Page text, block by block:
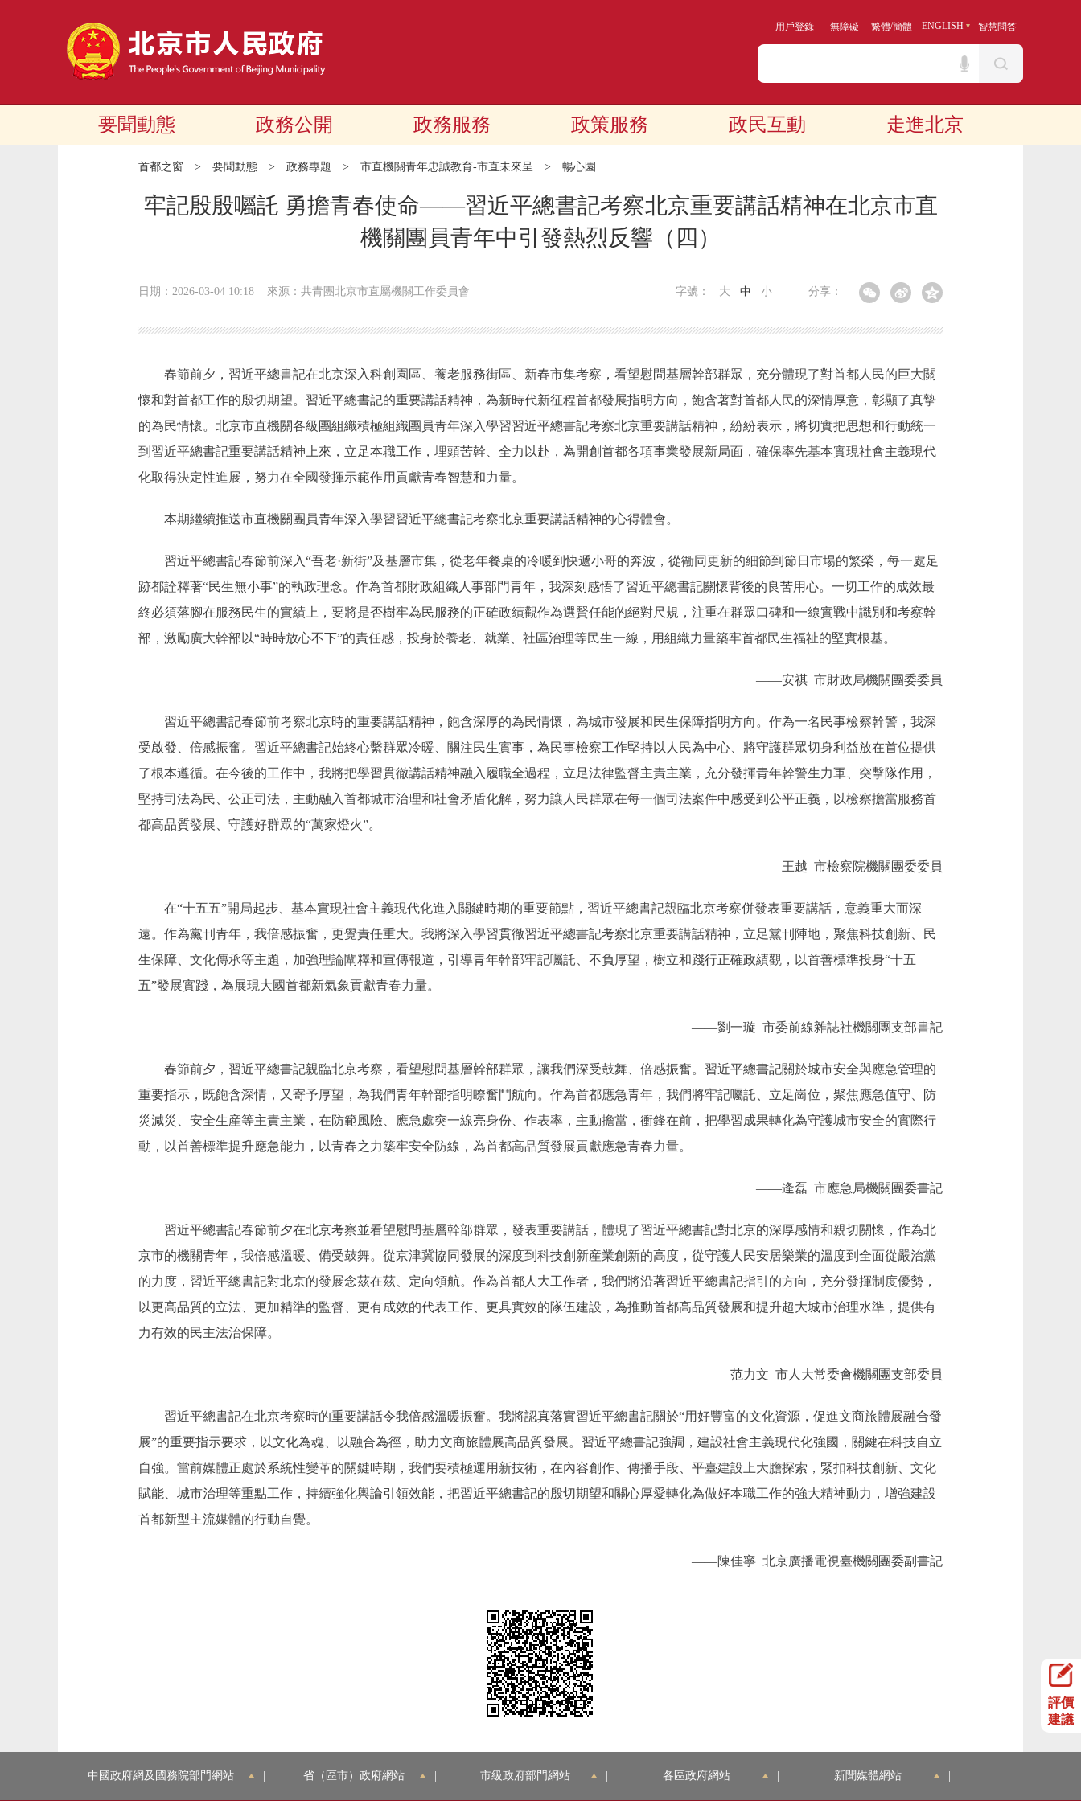
用戶登錄 無障礙 繁體/簡體 ENGLISH 智慧問答
要聞動態 政務公開 政務服務 政策服務 政民互動 走進北京
首都之窗 > 要聞動態 > 政務專題 > 市直機關青年忠誠教育-市直未來呈 > 暢心園
牢記殷殷囑託 勇擔青春使命——習近平總書記考察北京重要講話精神在北京市直
機關團員青年中引發熱烈反響（四）
日期：2026-03-04 10:18 來源：共青團北京市直屬機關工作委員會 分享：
字號： 大 中 小
春節前夕，習近平總書記在北京深入科創園區、養老服務街區、新春市集考察，看望慰問基層幹部群眾，充分體現了對首都人民的巨大關
懷和對首都工作的殷切期望。習近平總書記的重要講話精神，為新時代新征程首都發展指明方向，飽含著對首都人民的深情厚意，彰顯了真摯
的為民情懷。北京市直機關各級團組織積極組織團員青年深入學習習近平總書記考察北京重要講話精神，紛紛表示，將切實把思想和行動統一
到習近平總書記重要講話精神上來，立足本職工作，埋頭苦幹、全力以赴，為開創首都各項事業發展新局面，確保率先基本實現社會主義現代
化取得決定性進展，努力在全國發揮示範作用貢獻青春智慧和力量。
本期繼續推送市直機關團員青年深入學習習近平總書記考察北京重要講話精神的心得體會。
習近平總書記春節前深入“吾老·新街”及基層市集，從老年餐桌的冷暖到快遞小哥的奔波，從衚同更新的細節到節日市場的繁榮，每一處足
跡都詮釋著“民生無小事”的執政理念。作為首都財政組織人事部門青年，我深刻感悟了習近平總書記關懷背後的良苦用心。一切工作的成效最
終必須落腳在服務民生的實績上，要將是否樹牢為民服務的正確政績觀作為選賢任能的絕對尺規，注重在群眾口碑和一線實戰中識別和考察幹
部，激勵廣大幹部以“時時放心不下”的責任感，投身於養老、就業、社區治理等民生一線，用組織力量築牢首都民生福祉的堅實根基。
——安祺 市財政局機關團委委員
習近平總書記春節前考察北京時的重要講話精神，飽含深厚的為民情懷，為城市發展和民生保障指明方向。作為一名民事檢察幹警，我深
受啟發、倍感振奮。習近平總書記始終心繫群眾冷暖、關注民生實事，為民事檢察工作堅持以人民為中心、將守護群眾切身利益放在首位提供
了根本遵循。在今後的工作中，我將把學習貫徹講話精神融入履職全過程，立足法律監督主責主業，充分發揮青年幹警生力軍、突擊隊作用，
堅持司法為民、公正司法，主動融入首都城市治理和社會矛盾化解，努力讓人民群眾在每一個司法案件中感受到公平正義，以檢察擔當服務首
都高品質發展、守護好群眾的“萬家燈火”。
——王越 市檢察院機關團委委員
在“十五五”開局起步、基本實現社會主義現代化進入關鍵時期的重要節點，習近平總書記親臨北京考察併發表重要講話，意義重大而深
遠。作為黨刊青年，我倍感振奮，更覺責任重大。我將深入學習貫徹習近平總書記考察北京重要講話精神，立足黨刊陣地，聚焦科技創新、民
生保障、文化傳承等主題，加強理論闡釋和宣傳報道，引導青年幹部牢記囑託、不負厚望，樹立和踐行正確政績觀，以首善標準投身“十五
五”發展實踐，為展現大國首都新氣象貢獻青春力量。
——劉一璇 市委前線雜誌社機關團支部書記
春節前夕，習近平總書記親臨北京考察，看望慰問基層幹部群眾，讓我們深受鼓舞、倍感振奮。習近平總書記關於城市安全與應急管理的
重要指示，既飽含深情，又寄予厚望，為我們青年幹部指明瞭奮鬥航向。作為首都應急青年，我們將牢記囑託、立足崗位，聚焦應急值守、防
災減災、安全生産等主責主業，在防範風險、應急處突一線亮身份、作表率，主動擔當，衝鋒在前，把學習成果轉化為守護城市安全的實際行
動，以首善標準提升應急能力，以青春之力築牢安全防線，為首都高品質發展貢獻應急青春力量。
——逄磊 市應急局機關團委書記
習近平總書記春節前夕在北京考察並看望慰問基層幹部群眾，發表重要講話，體現了習近平總書記對北京的深厚感情和親切關懷，作為北
京市的機關青年，我倍感溫暖、備受鼓舞。從京津冀協同發展的深度到科技創新産業創新的高度，從守護人民安居樂業的溫度到全面從嚴治黨
的力度，習近平總書記對北京的發展念茲在茲、定向領航。作為首都人大工作者，我們將沿著習近平總書記指引的方向，充分發揮制度優勢，
以更高品質的立法、更加精準的監督、更有成效的代表工作、更具實效的隊伍建設，為推動首都高品質發展和提升超大城市治理水準，提供有
力有效的民主法治保障。
——范力文 市人大常委會機關團支部委員
習近平總書記在北京考察時的重要講話令我倍感溫暖振奮。我將認真落實習近平總書記關於“用好豐富的文化資源，促進文商旅體展融合發
展”的重要指示要求，以文化為魂、以融合為徑，助力文商旅體展高品質發展。習近平總書記強調，建設社會主義現代化強國，關鍵在科技自立
自強。當前媒體正處於系統性變革的關鍵時期，我們要積極運用新技術，在內容創作、傳播手段、平臺建設上大膽探索，緊扣科技創新、文化
賦能、城市治理等重點工作，持續強化輿論引領效能，把習近平總書記的殷切期望和關心厚愛轉化為做好本職工作的強大精神動力，增強建設
首都新型主流媒體的行動自覺。
——陳佳寧 北京廣播電視臺機關團委副書記
評價
建議
中國政府網及國務院部門網站 省（區市）政府網站 市級政府部門網站 各區政府網站 新聞媒體網站